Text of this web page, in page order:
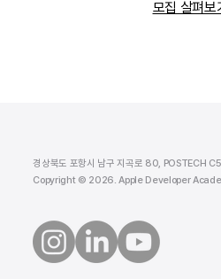
모집 살펴보
경상북도 포항시 남구 지곡로 80, POSTECH C5
Copyright © 2026. Apple Developer